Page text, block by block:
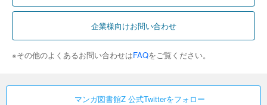
企業様向けお問い合わせ
※その他のよくあるお問い合わせはFAQをご覧ください。
マンガ図書館Z 公式Twitterをフォロー